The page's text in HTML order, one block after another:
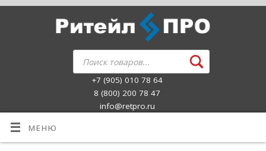
+7 (905) 010 78 64
8 (800) 200 78 47
info@retpro.ru
МЕНЮ